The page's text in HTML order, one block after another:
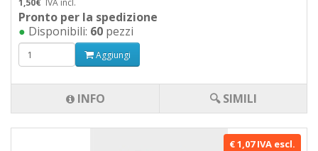
1,50€ IVA incl.
Pronto per la spedizione
● Disponibili: 60 pezzi
Aggiungi
INFO 🔍 SIMILI
€ 1,07 IVA escl.